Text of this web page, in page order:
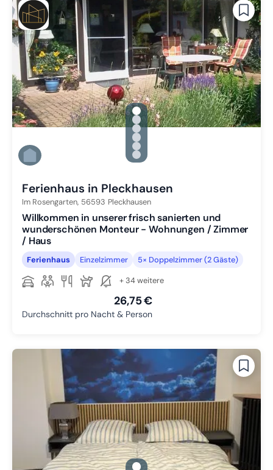
gallery.slide_selector
Zu Slide 1 wechseln
Zu Slide 2 wechseln
Zu Slide 3 wechseln
Zu Slide 4 wechseln
Zu Slide 5 wechseln
Zu Slide 6 wechseln
Ferienhaus in Pleckhausen
Im Rosengarten, 56593 Pleckhausen
Willkommen in unserer frisch sanierten und
wunderschönen Monteur - Wohnungen / Zimmer
/ Haus
Ferienhaus Einzelzimmer 5× Doppelzimmer (2 Gäste)
+ 34 weitere
26,75 €
Durchschnitt pro Nacht & Person